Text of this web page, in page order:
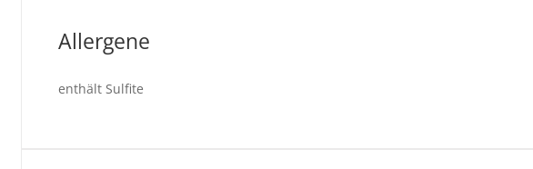
Allergene
enthält Sulfite